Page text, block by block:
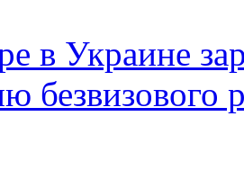
в Украине
безвизового